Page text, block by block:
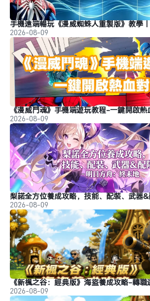
手機遠端暢玩《漫威蜘蛛人重製版》教學
2026-08-09
《漫威鬥魂》手機端遊玩教程-一鍵開啟
2026-08-09
2026-08-09
2026-08-09